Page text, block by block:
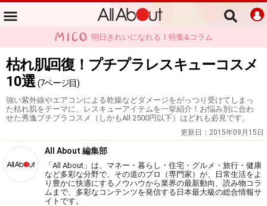
明日きれいになれる！特集&コラム
枯れ肌回復！プチプラレスキューコスメ
10選 (7ページ目)
強い紫外線やエアコンによる乾燥などダメージをがっつり受けてしまっ
た枯れ肌をテーマに、レスキューアイテムを一挙紹介！お悩み別に合わ
せた秀逸プチプラコスメ（しかもAll 2500円以下）はどれも必見です。
更新日： 2015年09月15日
All About 編集部
「All About」は、マネー・暮らし・住宅・グルメ・旅行・健康
など多彩な分野で、その道のプロ（専門家）が、日常生活をよ
り豊かに快適にするノウハウから業界の最新動向、読み物コラ
ムまで、多彩なコンテンツを発信する日本最大級の総合情報サ
イトです。